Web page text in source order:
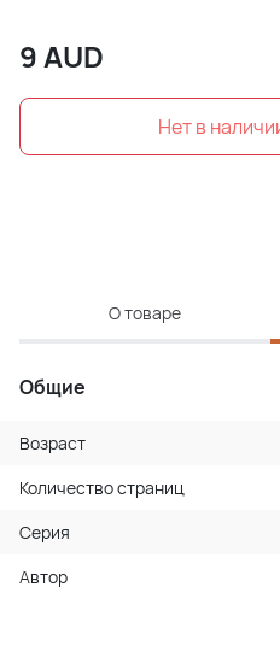
9 AUD
О товаре
Общие
Возраст
Количество страниц
Серия
Автор